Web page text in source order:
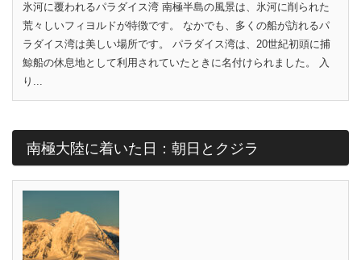
氷河に覆われるパラダイス湾 南極半島の風景は、氷河に削られた
荒々しいフィヨルドが特徴です。 なかでも、多くの船が訪れるパ
ラダイス湾は美しい場所です。 パラダイス湾は、20世紀初頭に捕
鯨船の休息地として利用されていたときに名付けられました。 入
り...
南極大陸に着いた日：朝日とクジラ